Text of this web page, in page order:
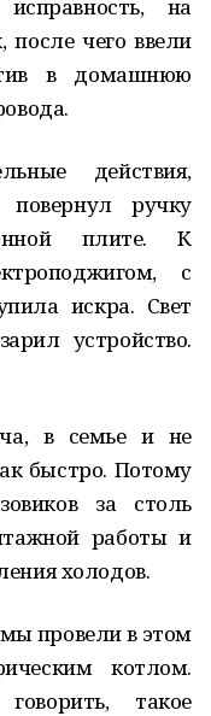
на
после чего ввели
в домашнюю
действия,
повернул ручку
плите. К
с
искра. Свет
устройство.
в семье и не
быстро. Потому
за столь
работы и
холодов.
провели в этом
котлом.
такое